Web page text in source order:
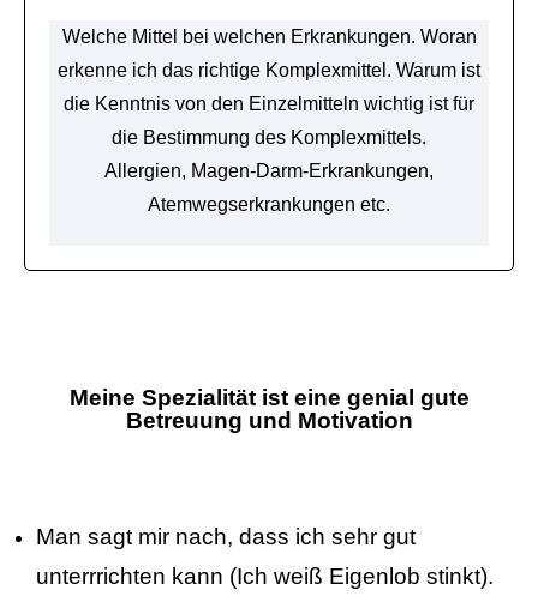
Welche Mittel bei welchen Erkrankungen. Woran
erkenne ich das richtige Komplexmittel. Warum ist
die Kenntnis von den Einzelmitteln wichtig ist für
die Bestimmung des Komplexmittels.
Allergien, Magen-Darm-Erkrankungen,
Atemwegserkrankungen etc.
Meine Spezialität ist eine genial gute
Betreuung und Motivation
Man sagt mir nach, dass ich sehr gut
unterrrichten kann (Ich weiß Eigenlob stinkt).